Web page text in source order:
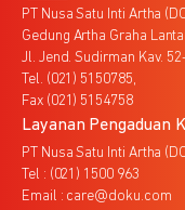
PT Nusa Satu Inti Artha
Gedung Artha Graha
Jl. Jend. Sudirman Kav.
Tel. (021) 5150785,
Fax (021) 5154758
Layanan Pengaduan
PT Nusa Satu Inti Artha
Tel : (021) 1500 963
Email : care@doku.com